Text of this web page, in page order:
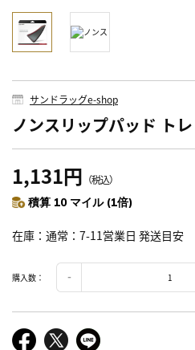
サンドラッグe-shop
ノンスリップパッド ト
1,131円 （税込）
積算 10 マイル (1倍)
在庫 通常：7-11営業日 発送目安
購入数：